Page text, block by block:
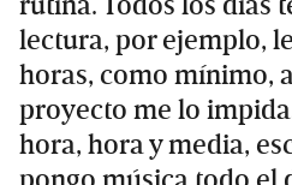
lectura, por ejemplo,
horas, como mínimo,
proyecto me lo
hora, hora y media,